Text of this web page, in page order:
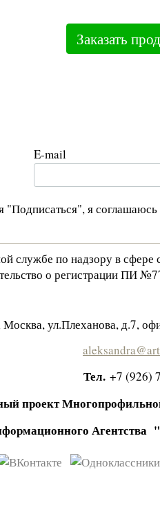
Заказать
E-mail
я соглашаюсь
службе по надзору в
о регистрации ПИ
Москва, ул.Плеханова, д.7,
Тел. +7 (926)
проект